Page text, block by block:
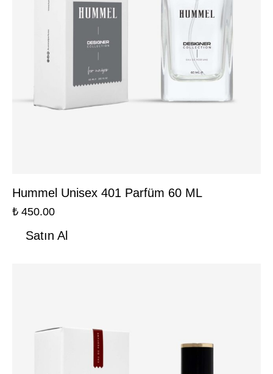
Hummel Unisex 401 Parfüm 60 ML
₺ 450.00
Satın Al